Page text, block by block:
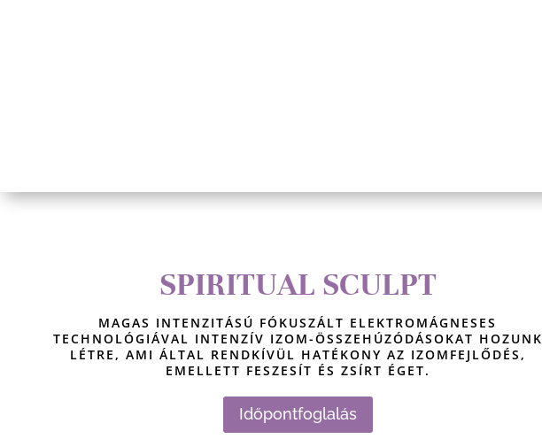
SPIRITUAL SCULPT
MAGAS INTENZITÁSÚ FÓKUSZÁLT ELEKTROMÁGNESES
TECHNOLÓGIÁVAL INTENZÍV IZOM-ÖSSZEHÚZÓDÁSOKAT HOZUNK
LÉTRE, AMI ÁLTAL RENDKÍVÜL HATÉKONY AZ IZOMFEJLŐDÉS,
EMELLETT FESZESÍT ÉS ZSÍRT ÉGET.
Időpontfoglalás